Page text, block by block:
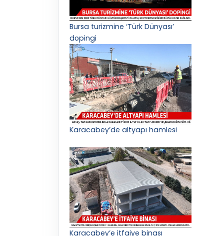
Bursa turizmine ‘Türk Dünyası’
dopingi
Karacabey’de altyapı hamlesi
Karacabey’e itfaiye binası